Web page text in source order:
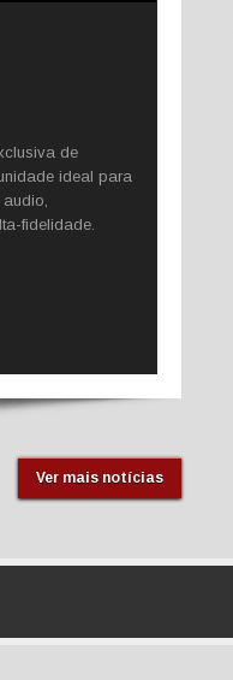
de
ideal para
fidelidade.
Ver mais notícias